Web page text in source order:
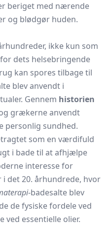
beriget med nærende
og blødgør huden.
ikke kun som
dets helsebringende
kan spores tilbage til
blev anvendt i
Gennem historien
grækerne anvendt
personlig sundhed.
som en værdifuld
i bade til at afhjælpe
interesse for
det 20. århundrede, hvor
-badesalte blev
de fysiske fordele ved
ved essentielle olier.